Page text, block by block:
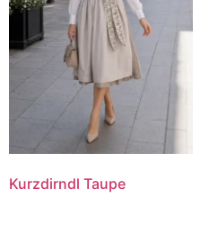
Kurzdirndl Taupe